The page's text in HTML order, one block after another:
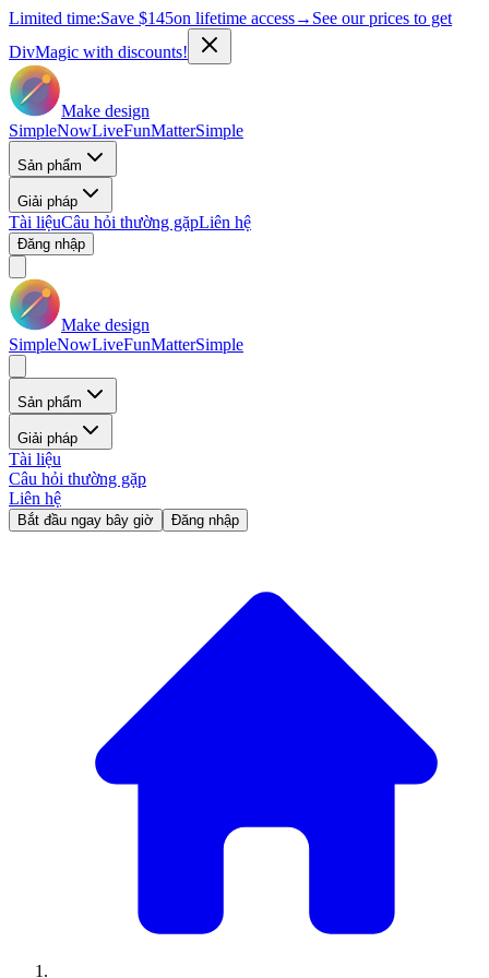
Limited time:Save $145on lifetime access→ See our prices to get
DivMagic with discounts!
Make design
SimpleNowLiveFunMatterSimple
Sản phẩm
Giải pháp
Tài liệuCâu hỏi thường gặpLiên hệ
Đăng nhập
Make design
SimpleNowLiveFunMatterSimple
Sản phẩm
Giải pháp
Tài liệu
Câu hỏi thường gặp
Liên hệ
Bắt đầu ngay bây giờ Đăng nhập